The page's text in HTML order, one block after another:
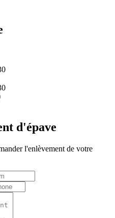
d'épave
l'enlèvement de votre